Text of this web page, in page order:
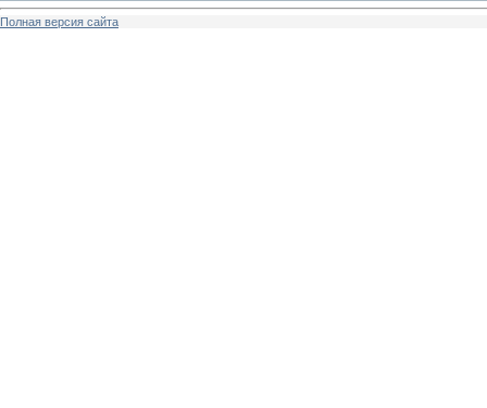
Полная версия сайта